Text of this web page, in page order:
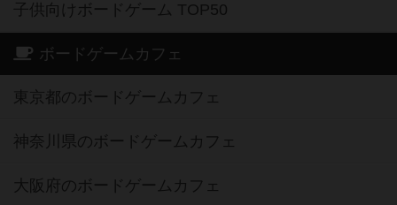
子供向けボードゲーム TOP50
ボードゲームカフェ
東京都のボードゲームカフェ
神奈川県のボードゲームカフェ
大阪府のボードゲームカフェ